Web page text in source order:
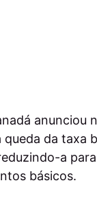
anunciou
da taxa
a
básicos.